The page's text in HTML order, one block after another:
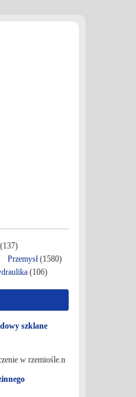
(137)
Przemysł(1580)
(106)
szklane
w rzemiośle.n